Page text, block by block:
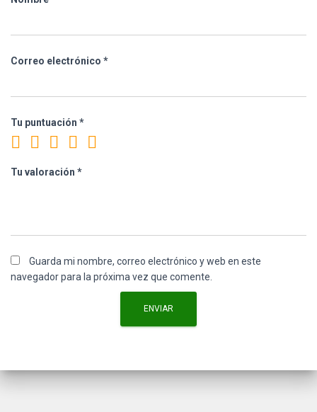
Correo electrónico *
Tu puntuación *
Tu valoración *
Guarda mi nombre, correo electrónico y web en este
navegador para la próxima vez que comente.